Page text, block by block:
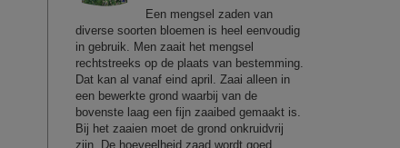
Een mengsel zaden van
diverse soorten bloemen is heel eenvoudig
in gebruik. Men zaait het mengsel
rechtstreeks op de plaats van bestemming.
Dat kan al vanaf eind april. Zaai alleen in
een bewerkte grond waarbij van de
bovenste laag een fijn zaaibed gemaakt is.
Bij het zaaien moet de grond onkruidvrij
zijn. De hoeveelheid zaad wordt goed